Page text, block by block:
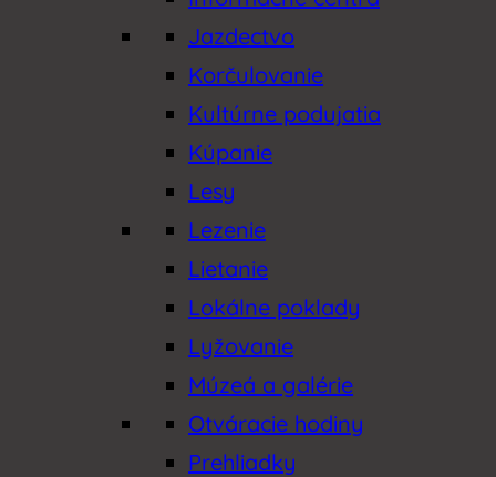
Jazdectvo
Korčulovanie
Kultúrne podujatia
Kúpanie
Lesy
Lezenie
Lietanie
Lokálne poklady
Lyžovanie
Múzeá a galérie
Otváracie hodiny
Prehliadky